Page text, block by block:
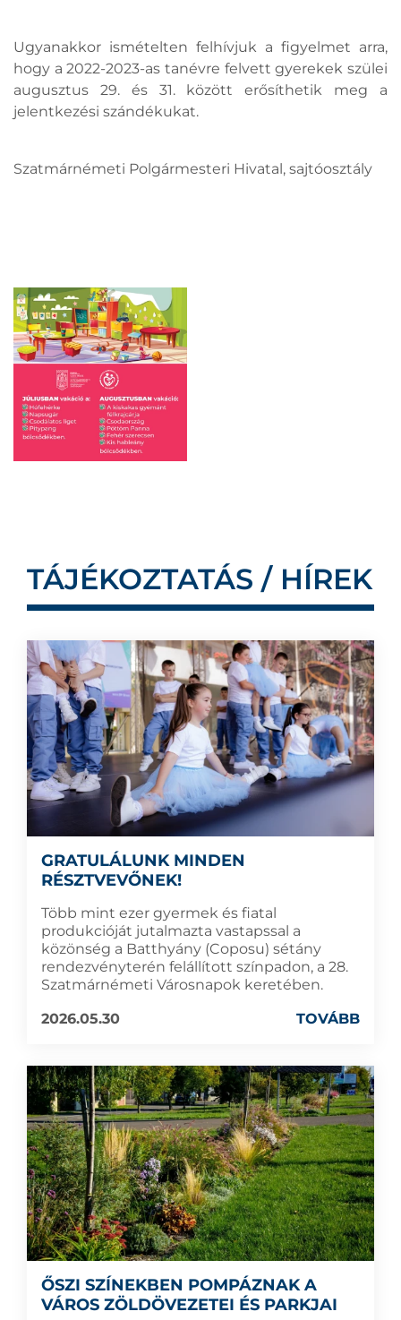
Ugyanakkor ismételten felhívjuk a figyelmet arra,
hogy a 2022-2023-as tanévre felvett gyerekek szülei
augusztus 29. és 31. között erősíthetik meg a
jelentkezési szándékukat.
Szatmárnémeti Polgármesteri Hivatal, sajtóosztály
TÁJÉKOZTATÁS / HÍREK
GRATULÁLUNK MINDEN
RÉSZTVEVŐNEK!
Több mint ezer gyermek és fiatal
produkcióját jutalmazta vastapssal a
közönség a Batthyány (Coposu) sétány
rendezvényterén felállított színpadon, a 28.
Szatmárnémeti Városnapok keretében.
2026.05.30
TOVÁBB
ŐSZI SZÍNEKBEN POMPÁZNAK A
VÁROS ZÖLDÖVEZETEI ÉS PARKJAI